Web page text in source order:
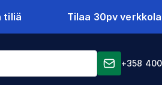
tiliä Tilaa 30pv
+358